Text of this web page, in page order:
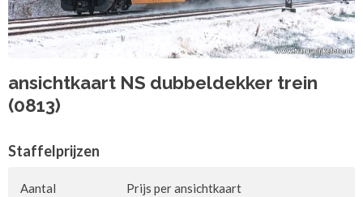
ansichtkaart NS dubbeldekker trein
(0813)
Staffelprijzen
Aantal
Prijs per ansichtkaart